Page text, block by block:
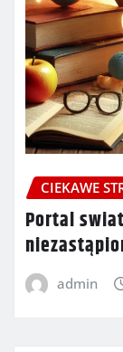
CIEKAWE
Portal
admin